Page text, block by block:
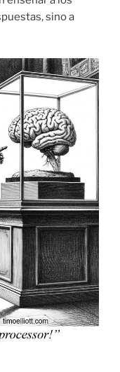
sino a